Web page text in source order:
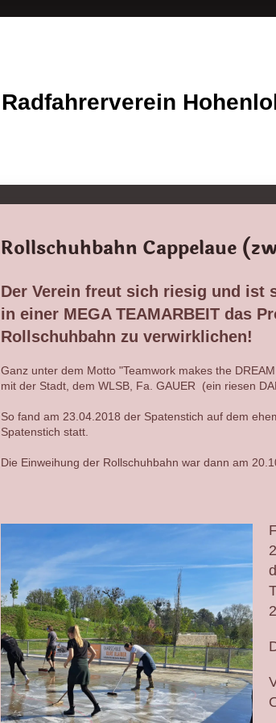
Radfahrerverein
Rollschuhbahn Cappelaue
Der Verein freut sich riesig und ist
in einer MEGA TEAMARBEIT das
Rollschuhbahn zu verwirklichen!
Ganz unter dem Motto "Teamwork makes the
mit der Stadt, dem WLSB, Fa. GAUER (ein riesen
So fand am 23.04.2018 der Spatenstich auf dem
Spatenstich statt.
Die Einweihung der Rollschuhbahn war dann am